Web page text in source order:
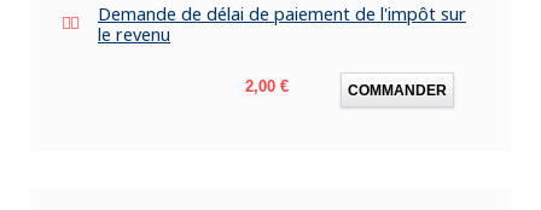
Demande de délai de paiement de l'impôt sur
le revenu
Prix
2,00 € COMMANDER